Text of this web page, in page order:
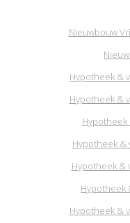
Nieuwbouw
Hypotheek &
Hypotheek &
Hypotheek &
Hypotheek &
Hypotheek
Hypotheek &